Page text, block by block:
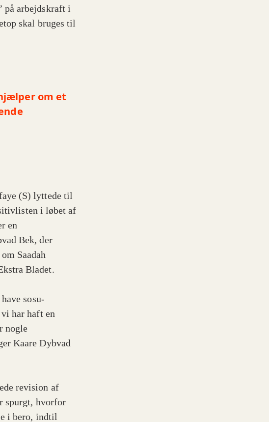
på arbejdskraft i
skal bruges til
om et
(S) lyttede til
i løbet af
en
Bek, der
Saadah
Bladet.
sosu-
har haft en
nogle
Kaare Dybvad
revision af
spurgt, hvorfor
i bero, indtil